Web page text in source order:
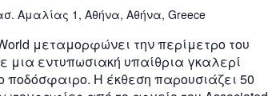
Αμαλίας 1, Αθήνα, Αθήνα, Greece
μεταμορφώνει την περίμετρο του
μια εντυπωσιακή υπαίθρια γκαλερί
Η έκθεση παρουσιάζει 50